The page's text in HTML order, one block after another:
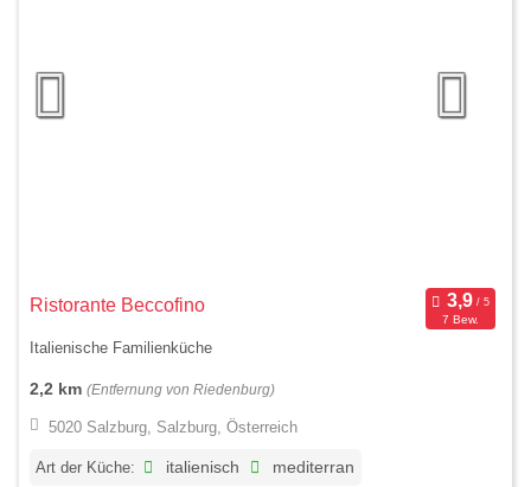
Ristorante Beccofino
7 Bew.
Italienische Familienküche
2,2 km (Entfernung von Riedenburg)
5020 Salzburg, Salzburg, Österreich
Art der Küche: italienisch mediterran